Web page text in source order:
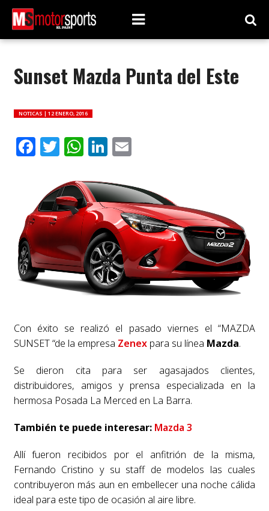
Sunset Mazda Punta del Este
NOTICAS | 12 ENERO, 2016
Facebook
Twitter
WhatsApp
LinkedIn
Email
Con éxito se realizó el pasado viernes el “MAZDA
SUNSET “de la empresa Zenexpara su línea Mazda.
Se dieron cita para ser agasajados clientes,
distribuidores, amigos y prensa especializada en la
hermosa Posada La Merced en La Barra.
También te puede interesar: Mazda 3
Allí fueron recibidos por el anfitrión de la misma,
Fernando Cristino y su staff de modelos las cuales
contribuyeron más aun en embellecer una noche cálida
ideal para este tipo de ocasión al aire libre.